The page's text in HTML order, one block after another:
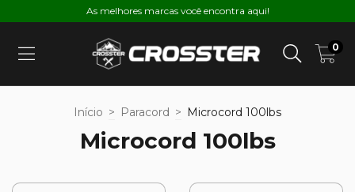
As melhores marcas você encontra aqui!
0
Início > Paracord > Microcord 100lbs
Microcord 100lbs